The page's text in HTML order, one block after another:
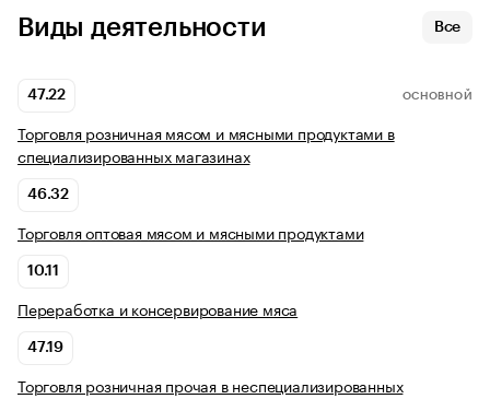
Виды деятельности Все
47.22 ОСНОВНОЙ
Торговля розничная мясом и мясными продуктами в
специализированных магазинах
46.32
Торговля оптовая мясом и мясными продуктами
10.11
Переработка и консервирование мяса
47.19
Торговля розничная прочая в неспециализированных